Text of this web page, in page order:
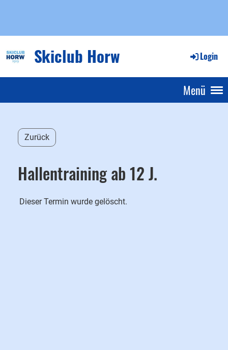
Skiclub Horw Login
Menü
Zurück
Hallentraining ab 12 J.
Dieser Termin wurde gelöscht.